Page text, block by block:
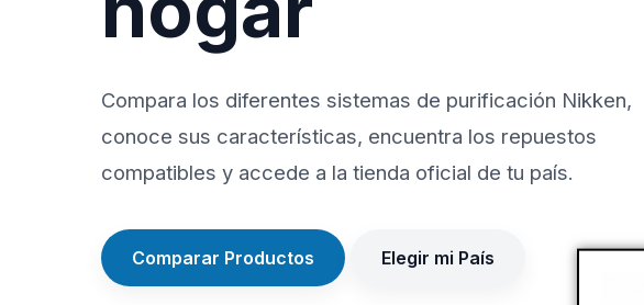
Compara los diferentes sistemas de purificación Nikken,
conoce sus características, encuentra los repuestos
compatibles y accede a la tienda oficial de tu país.
Comparar Productos Elegir mi País